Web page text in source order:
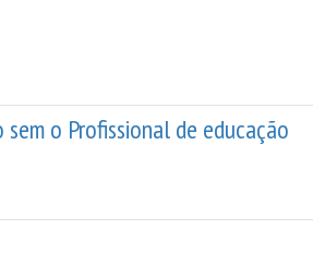
o Profissional de educação